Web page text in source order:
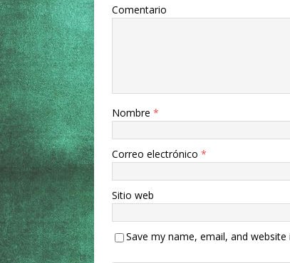
Comentario
Nombre *
Correo electrónico *
Sitio web
Save my name, email, and